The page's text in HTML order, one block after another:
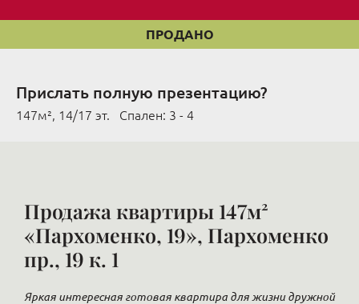
ПРОДАНО
Прислать полную презентацию?
147м², 14/17 эт. Cпален: 3 - 4
Продажа квартиры 147м²
«Пархоменко, 19», Пархоменко
пр., 19 к. 1
Яркая интересная готовая квартира для жизни дружной